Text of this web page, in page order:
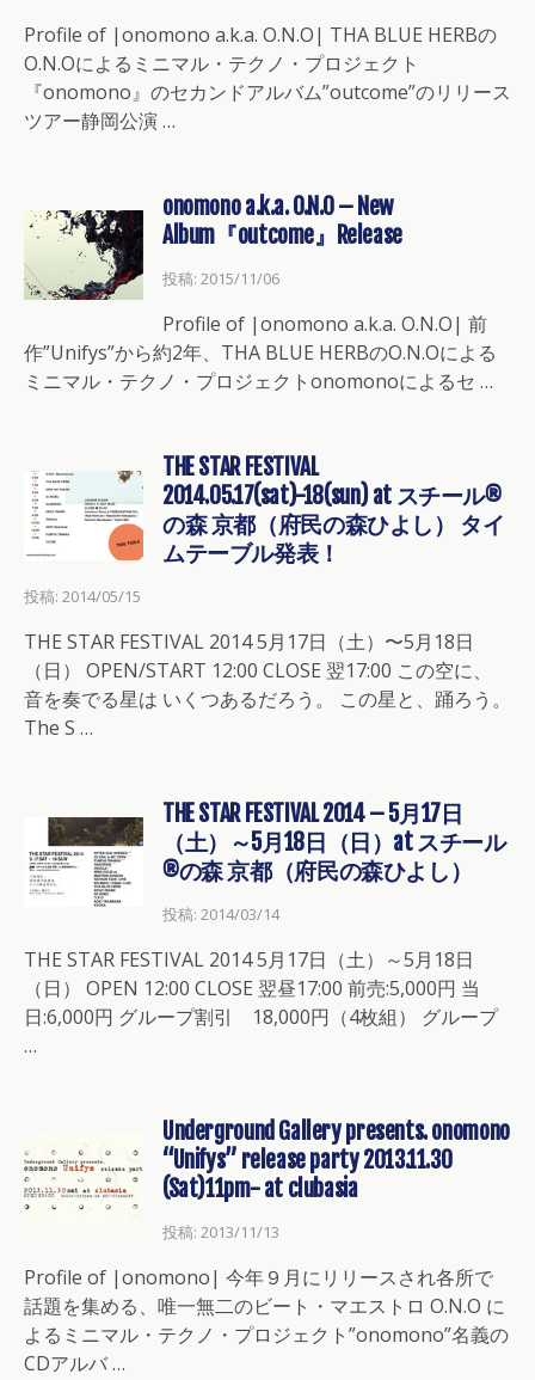
Profile of |onomono a.k.a. O.N.O| THA BLUE HERBの
O.N.Oによるミニマル・テクノ・プロジェクト
『onomono』のセカンドアルバム”outcome”のリリース
ツアー静岡公演 …
onomono a.k.a. O.N.O – New
Album『outcome』Release
投稿: 2015/11/06
Profile of |onomono a.k.a. O.N.O| 前
作”Unifys”から約2年、THA BLUE HERBのO.N.Oによる
ミニマル・テクノ・プロジェクトonomonoによるセ …
THE STAR FESTIVAL
2014.05.17(sat)-18(sun) at スチール®
の森 京都（府民の森ひよし） タイ
ムテーブル発表！
投稿: 2014/05/15
THE STAR FESTIVAL 2014 5月17日（土）〜5月18日
（日） OPEN/START 12:00 CLOSE 翌17:00 この空に、
音を奏でる星は いくつあるだろう。 この星と、踊ろう。
The S …
THE STAR FESTIVAL 2014 – 5月17日
（土）～5月18日（日）at スチール
®の森 京都（府民の森ひよし）
投稿: 2014/03/14
THE STAR FESTIVAL 2014 5月17日（土）～5月18日
（日） OPEN 12:00 CLOSE 翌昼17:00 前売:5,000円 当
日:6,000円 グループ割引 18,000円（4枚組） グループ
…
Underground Gallery presents. onomono
“Unifys” release party 2013.11.30
(Sat)11pm- at clubasia
投稿: 2013/11/13
Profile of |onomono| 今年９月にリリースされ各所で
話題を集める、唯一無二のビート・マエストロ O.N.O に
よるミニマル・テクノ・プロジェクト”onomono”名義の
CDアルバ …